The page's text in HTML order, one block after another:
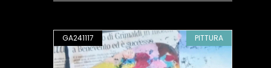
GA241117 PITTURA